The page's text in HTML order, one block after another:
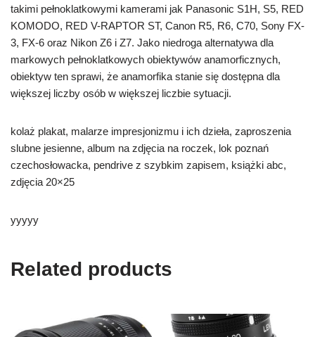
takimi pełnoklatkowymi kamerami jak Panasonic S1H, S5, RED
KOMODO, RED V-RAPTOR ST, Canon R5, R6, C70, Sony FX-
3, FX-6 oraz Nikon Z6 i Z7. Jako niedroga alternatywa dla
markowych pełnoklatkowych obiektywów anamorficznych,
obiektyw ten sprawi, że anamorfika stanie się dostępna dla
większej liczby osób w większej liczbie sytuacji.
kolaż plakat, malarze impresjonizmu i ich dzieła, zaproszenia
slubne jesienne, album na zdjęcia na roczek, lok poznań
czechosłowacka, pendrive z szybkim zapisem, książki abc,
zdjęcia 20×25
yyyyy
Related products